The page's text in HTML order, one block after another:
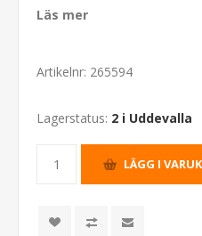
Läs mer
Artikelnr: 265594
Lagerstatus: 2 i Uddevalla